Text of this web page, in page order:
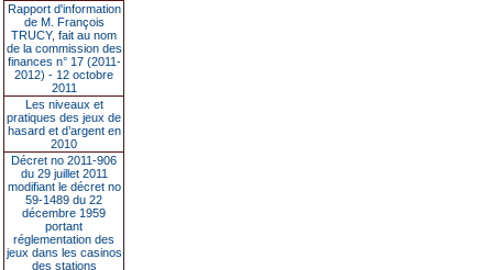
Rapport d'information
de M. François
TRUCY, fait au nom
de la commission des
finances n° 17 (2011-
2012) - 12 octobre
2011
Les niveaux et
pratiques des jeux de
hasard et d’argent en
2010
Décret no 2011-906
du 29 juillet 2011
modifiant le décret no
59-1489 du 22
décembre 1959
portant
réglementation des
jeux dans les casinos
des stations